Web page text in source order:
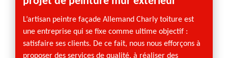
L’artisan peintre façade Allemand Charly toiture est
une entreprise qui se fixe comme ultime objectif :
satisfaire ses clients. De ce fait, nous nous efforçons à
proposer des services de qualité, à réaliser des